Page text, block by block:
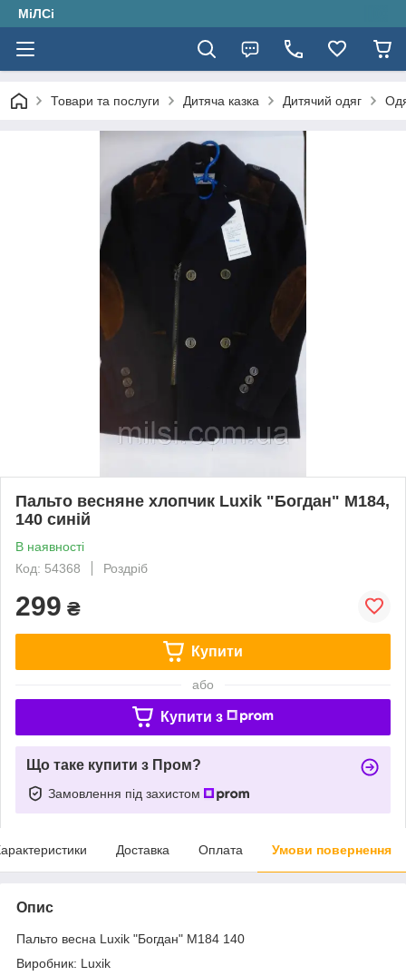
МіЛСі
Товари та послуги Дитяча казка Дитячий одяг
Пальто весняне хлопчик Luxik "Богдан" М184,
140 синій
В наявності
Код: 54368
Роздріб
299 ₴
Купити
або
Купити з
Що таке купити з Пром?
Замовлення під захистом
Доставка Оплата Умови повернення
Опис
Пальто весна Luxik "Богдан" М184 140
Виробник: Luxik